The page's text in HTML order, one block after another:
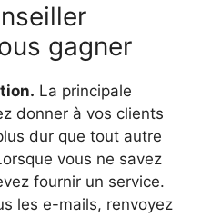
gagner
La principale
donner à vos clients
dur que tout autre
vous ne savez
fournir un service.
les e-mails, renvoyez